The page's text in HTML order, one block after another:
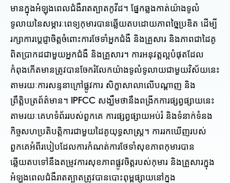
មានក្នុងអំឡុងពេលជំងឺរាតត្បាតកូវីដ។ ផ្នែកឆ្លងកាត់យ៉ាងទូលំ
ទូលាយនៃសម្ភារៈពេទ្យកុមារបានឆ្លើយតបដោយភាពច្នៃប្រឌិត ដើម្បី
រក្សាការប្តេជ្ញាចិត្តចំពោះការថែទាំអ្នកជំងឺ និងគ្រួសារ និងភាពជាដៃគូ
ពិតប្រាកដជាមួយអ្នកជំងឺ និងគ្រួសារ។ ការអនុវត្តល្អបំផុតដែល
កំពុងកើតមានត្រូវបានចែករំលែកយ៉ាងទូលំទូលាយជាមួយវិស័យនេះ
តាមរយៈការសន្ទនាក្រៅផ្លូវការ សិក្ខាសាលាលើបណ្តាញ និង
ព្រឹត្តិបត្រព័ត៌មាន។ IPFCC សង្ឃឹមថានឹងពង្រីកការផ្សព្វផ្សាយនេះ
តាមរយៈគេហទំព័ររបស់ពួកគេ ការផ្សព្វផ្សាយអប់រំ និងទំនាក់ទំនង
កិច្ចសហប្រតិបត្តិការជាមួយដៃគូយុទ្ធសាស្ត្រ។ ការរកឃើញរបស់
ពួកគេអំពីរបៀបដែលការកំណត់ការថែទាំសុខភាពកុមារបាន
ឆ្លើយតបទៅនឹងតម្រូវការសុខភាពផ្លូវចិត្តរបស់កុមារ និងគ្រួសារក្នុង
អំឡុងពេលជំងឺរាតត្បាតត្រូវបានបោះពុម្ពផ្សាយនៅក្នុង